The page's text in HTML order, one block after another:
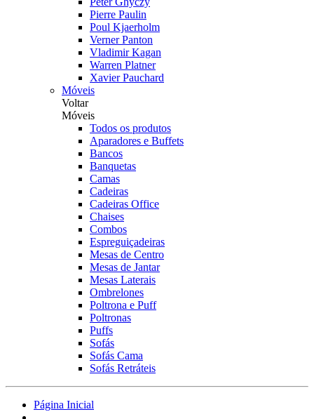
Pierre Paulin
Poul Kjaerholm
Verner Panton
Vladimir Kagan
Warren Platner
Xavier Pauchard
Móveis
Voltar
Móveis
Todos os produtos
Aparadores e Buffets
Bancos
Banquetas
Camas
Cadeiras
Cadeiras Office
Chaises
Combos
Espreguiçadeiras
Mesas de Centro
Mesas de Jantar
Mesas Laterais
Ombrelones
Poltrona e Puff
Poltronas
Puffs
Sofás
Sofás Cama
Sofás Retráteis
Página Inicial